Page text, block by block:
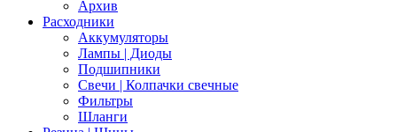
Архив
Расходники
Аккумуляторы
Лампы | Диоды
Подшипники
Свечи | Колпачки свечные
Фильтры
Шланги